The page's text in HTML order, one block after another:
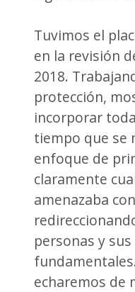
Tuvimos el
en la revisión
2018.
protección,
incorporar
tiempo que se
enfoque de
claramente
amenazaba
personas y
echaremos de